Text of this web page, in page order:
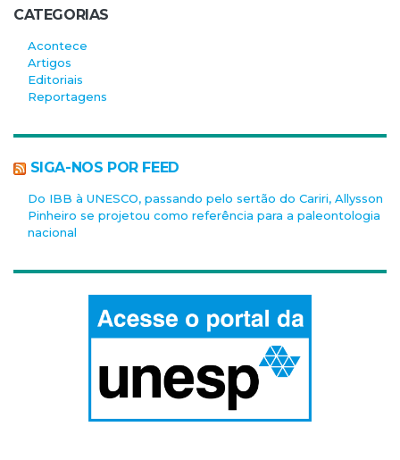
CATEGORIAS
Acontece
Artigos
Editoriais
Reportagens
SIGA-NOS POR FEED
Do IBB à UNESCO, passando pelo sertão do Cariri, Allysson
Pinheiro se projetou como referência para a paleontologia
nacional